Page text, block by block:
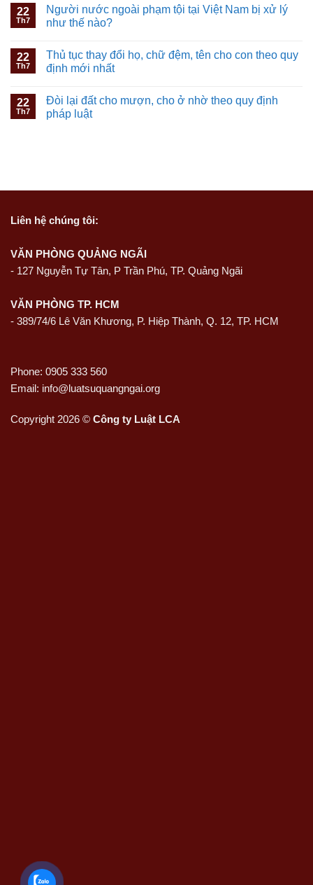
22
Th7
Người nước ngoài phạm tội tại Việt Nam bị xử lý
như thế nào?
22
Th7
Thủ tục thay đổi họ, chữ đệm, tên cho con theo quy
định mới nhất
22
Th7
Đòi lại đất cho mượn, cho ở nhờ theo quy định
pháp luật
Liên hệ chúng tôi:
VĂN PHÒNG QUẢNG NGÃI
- 127 Nguyễn Tự Tân, P Trần Phú, TP. Quảng Ngãi
VĂN PHÒNG TP. HCM
- 389/74/6 Lê Văn Khương, P. Hiệp Thành, Q. 12, TP. HCM
Phone: 0905 333 560
Email: info@luatsuquangngai.org
Copyright 2026 © Công ty Luật LCA